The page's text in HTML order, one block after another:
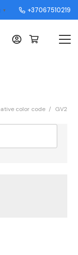
▼ +37067510219
color code / GV2